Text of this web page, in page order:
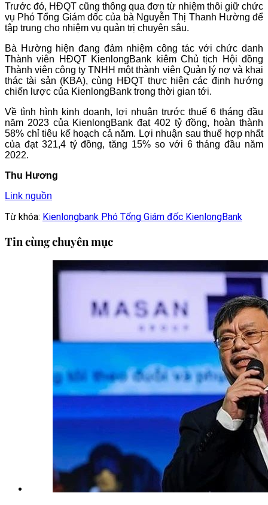
Trước đó, HĐQT cũng thông qua đơn từ nhiệm thôi giữ chức
vụ Phó Tổng Giám đốc của bà Nguyễn Thị Thanh Hường để
tập trung cho nhiệm vụ quản trị chuyên sâu.
Bà Hường hiện đang đảm nhiệm công tác với chức danh
Thành viên HĐQT KienlongBank kiêm Chủ tịch Hội đồng
Thành viên công ty TNHH một thành viên Quản lý nợ và khai
thác tài sản (KBA), cùng HĐQT thực hiện các định hướng
chiến lược của KienlongBank trong thời gian tới.
Về tình hình kinh doanh, lợi nhuận trước thuế 6 tháng đầu
năm 2023 của KienlongBank đạt 402 tỷ đồng, hoàn thành
58% chỉ tiêu kế hoạch cả năm. Lợi nhuận sau thuế hợp nhất
của đạt 321,4 tỷ đồng, tăng 15% so với 6 tháng đầu năm
2022.
Thu Hương
Link nguồn
Từ khóa: Kienlongbank Phó Tổng Giám đốc KienlongBank
Tin cùng chuyên mục